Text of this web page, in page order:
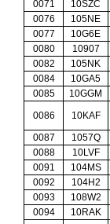
0071
10SZC
0076
105NE
0077
10G6E
0080
10907
0082
105NK
0084
10GA5
0085
10GGM
0086
10KAF
0087
1057Q
0088
10LVF
0091
104MS
0092
104H2
0093
108W2
0094
10RAK